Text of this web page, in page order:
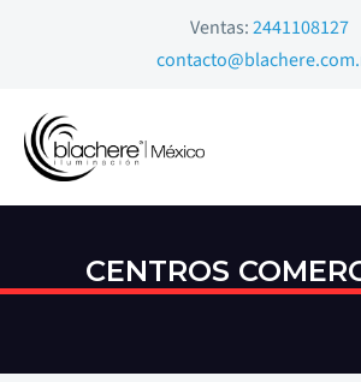
Ventas:2441108127
CENTROS